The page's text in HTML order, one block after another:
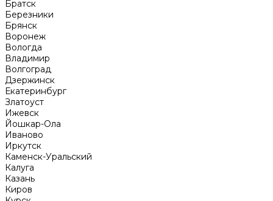
Братск
Березники
Брянск
Воронеж
Вологда
Владимир
Волгоград
Дзержинск
Екатеринбург
Златоуст
Ижевск
Йошкар-Ола
Иваново
Иркутск
Каменск-Уральский
Калуга
Казань
Киров